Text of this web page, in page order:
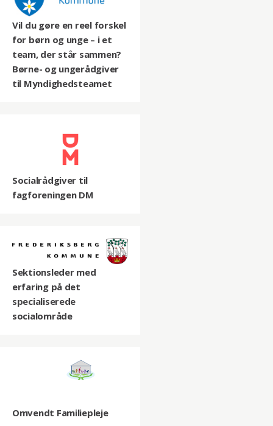
Vil du gøre en reel forskel
for børn og unge – i et
team, der står sammen?
Børne- og ungerådgiver
til Myndighedsteamet
Socialrådgiver til
fagforeningen DM
Sektionsleder med
erfaring på det
specialiserede
socialområde
Omvendt Familiepleje